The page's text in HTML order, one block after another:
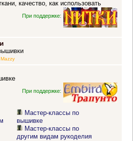
качество, как использовать
При поддержке:
Mazzy
При поддержке:
Мастер-классы по
вышивке
Мастер-классы по
другим видам рукоделия